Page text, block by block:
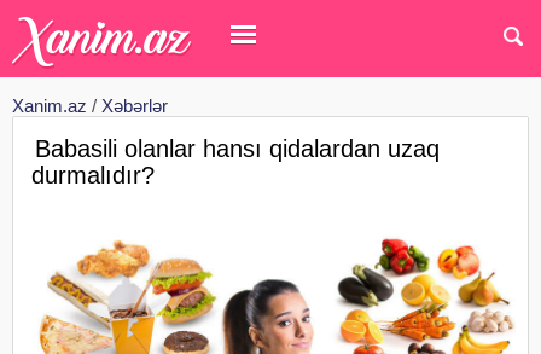
Xanim.az / Xəbərlər
Babasili olanlar hansı qidalardan uzaq
durmalıdır?